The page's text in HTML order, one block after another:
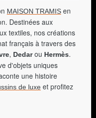
MAISON TRAMIS en
Destinées aux
textiles, nos créations
français à travers des
, Dedarou Hermès.
d'objets uniques
une histoire
de luxe et profitez